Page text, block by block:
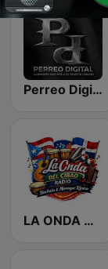
Perreo Digital
LA ONDA DEL CIBAO